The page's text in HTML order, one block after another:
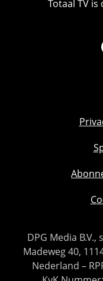
Totaal TV is
DPG Media
Madeweg 40,
Nederland –